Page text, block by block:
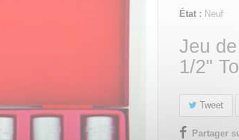
État : Neuf
Jeu
1/2"
Tweet
Partager